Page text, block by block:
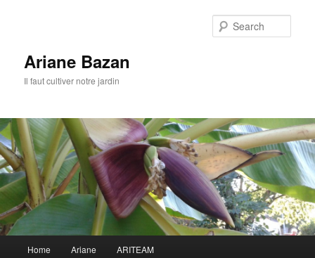
Ariane Bazan
Il faut cultiver notre jardin
Skip
Skip
Home Ariane ARITEAM